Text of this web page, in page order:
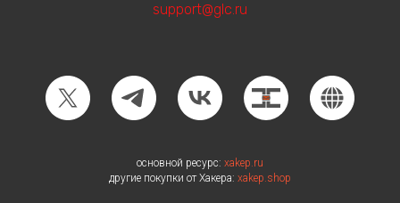
support@glc.ru
основной ресурс: xakep.ru
другие покупки от Хакера: xakep.shop